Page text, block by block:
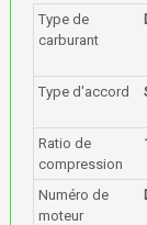
Type de
carburant
Type d'accord
Ratio de
compression
Numéro de
moteur